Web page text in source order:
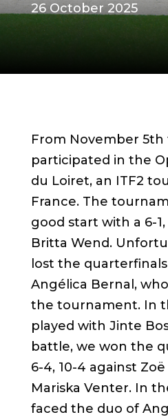
26 October 2025
From November 5th
participated in the
du Loiret, an ITF2
France. The
good start with a 6-
Britta Wend.
lost the
Angélica Bernal,
the tournament. In
played with Jinte
battle, we won the
6-4, 10-4 against Zoë
Mariska Venter. In
faced the duo of